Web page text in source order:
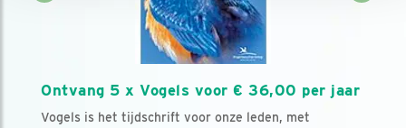
Ontvang 5 x Vogels voor € 36,00 per jaar
Vogels is het tijdschrift voor onze leden, met